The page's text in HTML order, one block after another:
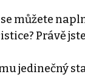
můžete
Právě
jedinečný